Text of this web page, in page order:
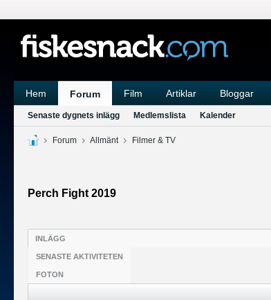
Hem Forum Film Artiklar Bloggar
Senaste dygnets inlägg Medlemslista Kalender
Forum Allmänt Filmer & TV
Perch Fight 2019
INLÄGG
SENASTE AKTIVITETEN
FOTON